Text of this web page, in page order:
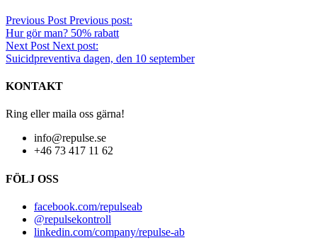
Previous Post Previous post:
Hur gör man? 50% rabatt
Next Post Next post:
Suicidpreventiva dagen, den 10 september
KONTAKT
Ring eller maila oss gärna!
info@repulse.se
+46 73 417 11 62
FÖLJ OSS
facebook.com/repulseab
@repulsekontroll
linkedin.com/company/repulse-ab